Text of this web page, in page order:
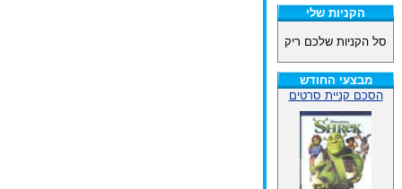
הקניות שלי
סל הקניות שלכם ריק
מבצעי החודש
הסכם קניית סרטים